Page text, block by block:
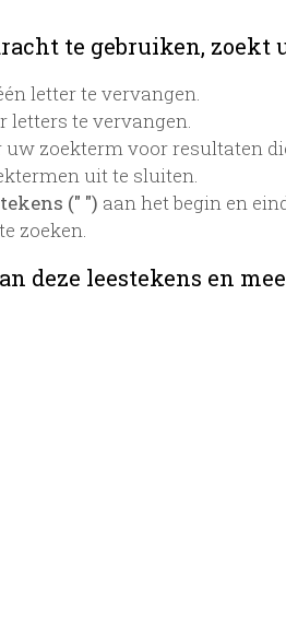
te gebruiken, zoekt
letter te vervangen.
letters te vervangen.
uw zoekterm voor resultaten
uit te sluiten.
(" ") aan het begin en
zoeken.
deze leestekens en